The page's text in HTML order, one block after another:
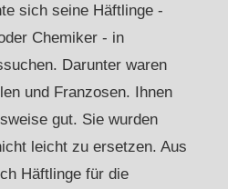
sich seine Häftlinge -
Chemiker - in
Darunter waren
und Franzosen. Ihnen
gut. Sie wurden
leicht zu ersetzen. Aus
Häftlinge für die